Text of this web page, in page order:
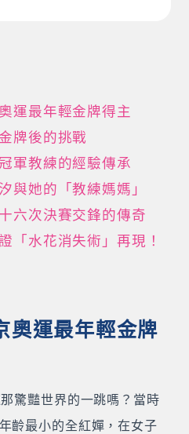
運最年輕金牌得主
牌後的挑戰
軍教練的經驗傳承
與她的「教練媽媽」
六次決賽交鋒的傳奇
「水花消失術」再現！
奧運最年輕金牌
驚豔世界的一跳嗎？當時
齡最小的全紅嬋，在女子